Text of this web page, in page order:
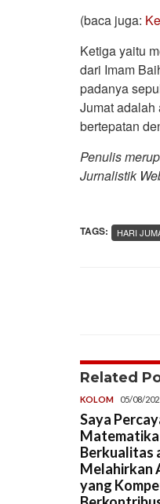
(baca juga:
Ketiga yaitu
dari Imam
padanya
Jumat adalah
bertepatan
Penulis
Jurnalistik
TAGS: HARI
Related
KOLOM 05/08/
Saya
Berkualitas
Melahirkan
yang